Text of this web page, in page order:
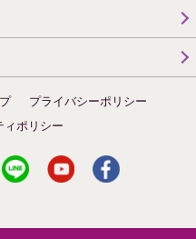
プライバシーポリシー
ィポリシー